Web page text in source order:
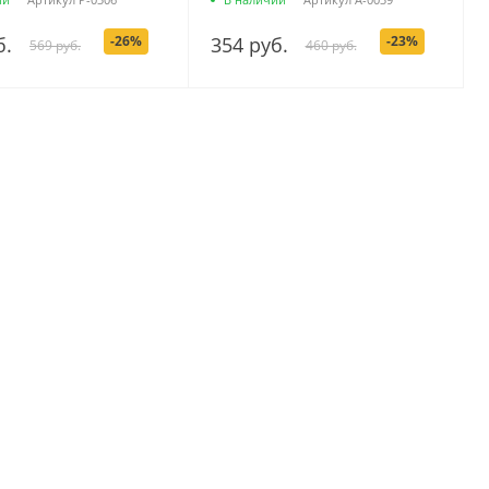
569 руб. -26% 354 руб. 460 руб. -23%